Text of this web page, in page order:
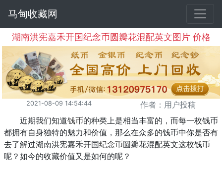
马甸收藏网
湖南洪宪嘉禾开国纪念币圆瓣花混配英文图片 价格
2021-08-09 14:54:44
作者：用户投稿
近期我们知道钱币的种类上是相当丰富的，而每一枚钱币
都拥有自身独特的魅力和价值，那么在众多的钱币中你是否有
去了解过湖南洪宪嘉禾开国纪念币圆瓣花混配英文这枚钱币
呢？如今的收藏价值又是如何的呢？